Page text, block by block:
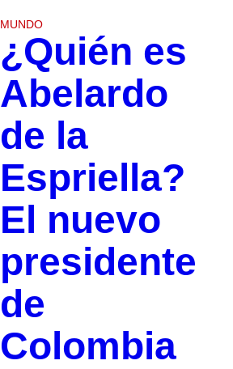
MUNDO
¿Quién es
Abelardo
de la
Espriella?
El nuevo
presidente
de
Colombia